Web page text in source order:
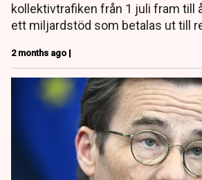
kollektivtrafiken från 1 juli fram till
ett miljardstöd som betalas ut till
2 months ago |